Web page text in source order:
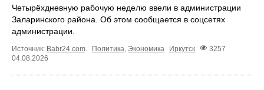
Четырёхдневную рабочую неделю ввели в администрации
Заларинского района. Об этом сообщается в соцсетях
администрации.
Источник: Babr24.com Политика Экономика Иркутск
3257
04.08.2026